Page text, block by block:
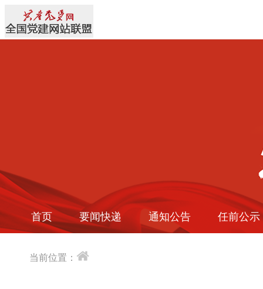
首页 要闻快递 通知公告 任前公示
当前位置：